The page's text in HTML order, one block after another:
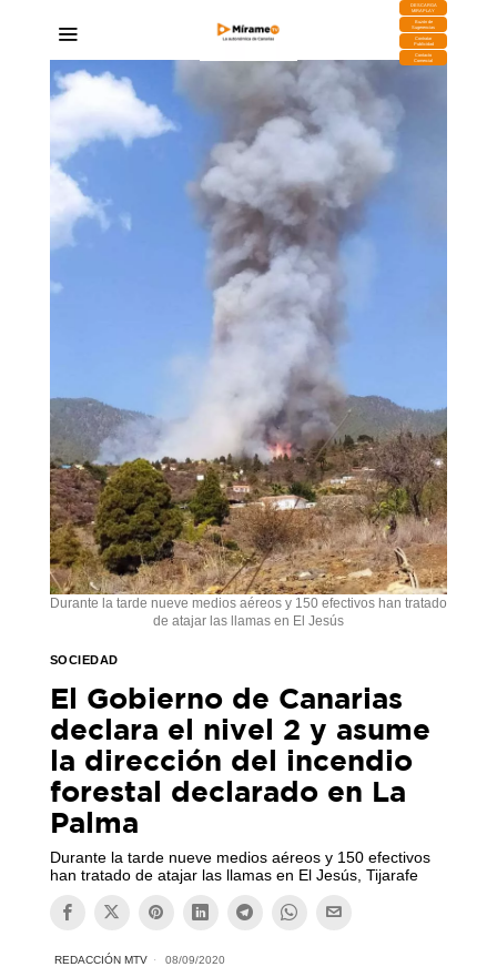
DESCARGA
MIRAPLAY
Buzón de
Sugerencias
Contratar
Publicidad
Contacto
Comercial
Durante la tarde nueve medios aéreos y 150 efectivos han tratado
de atajar las llamas en El Jesús
SOCIEDAD
El Gobierno de Canarias
declara el nivel 2 y asume
la dirección del incendio
forestal declarado en La
Palma
Durante la tarde nueve medios aéreos y 150 efectivos
han tratado de atajar las llamas en El Jesús, Tijarafe
REDACCIÓN MTV 08/09/2020